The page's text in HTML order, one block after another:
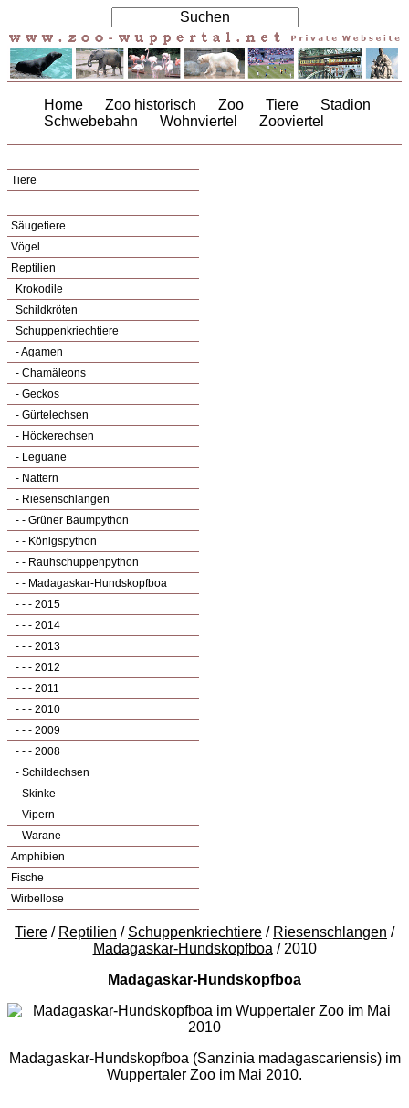
Home Zoo historisch Zoo Tiere
Stadion
Schwebebahn
Wohnviertel Zooviertel
Tiere
Säugetiere
Vögel
Reptilien
Krokodile
Schildkröten
Schuppenkriechtiere
- Agamen
- Chamäleons
- Geckos
- Gürtelechsen
- Höckerechsen
- Leguane
- Nattern
- Riesenschlangen
- - Grüner Baumpython
- - Königspython
- - Rauhschuppenpython
- - Madagaskar-Hundskopfboa
- - - 2015
- - - 2014
- - - 2013
- - - 2012
- - - 2011
- - - 2010
- - - 2009
- - - 2008
- Schildechsen
- Skinke
- Vipern
- Warane
Amphibien
Fische
Wirbellose
Tiere / Reptilien / Schuppenkriechtiere / Riesenschlangen /
Madagaskar-Hundskopfboa / 2010
Madagaskar-Hundskopfboa
Madagaskar-Hundskopfboa (Sanzinia madagascariensis) im
Wuppertaler Zoo im Mai 2010.